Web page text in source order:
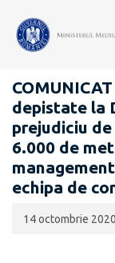
COMUNICATE DE
depistate la
prejudiciu
6.000 de
echipa de
publicării:
14 octombrie 2020